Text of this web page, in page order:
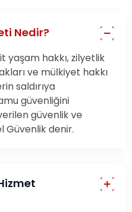
Nedir?
yaşam hakkı, zilyetlik
ve mülkiyet hakkı
saldırıya
güvenliğini
güvenlik ve
Güvenlik denir.